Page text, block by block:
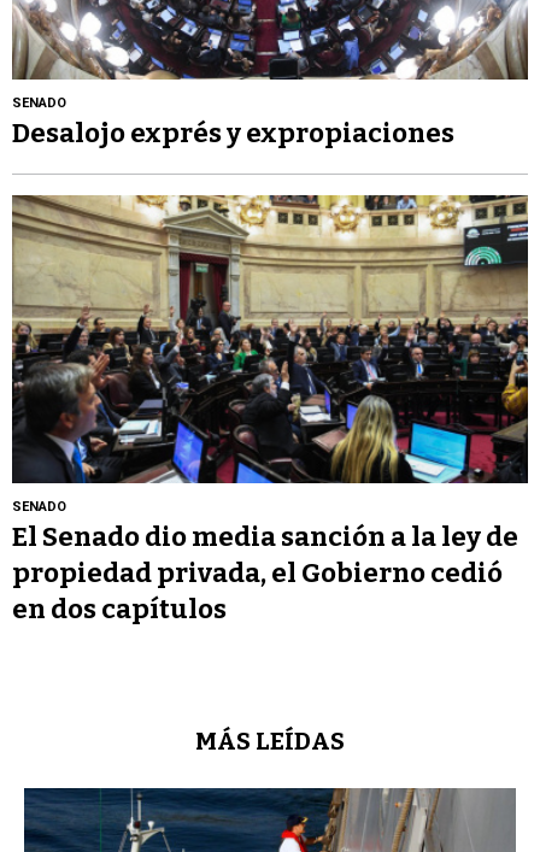
SENADO
Desalojo exprés y expropiaciones
SENADO
El Senado dio media sanción a la ley de
propiedad privada, el Gobierno cedió
en dos capítulos
MÁS LEÍDAS